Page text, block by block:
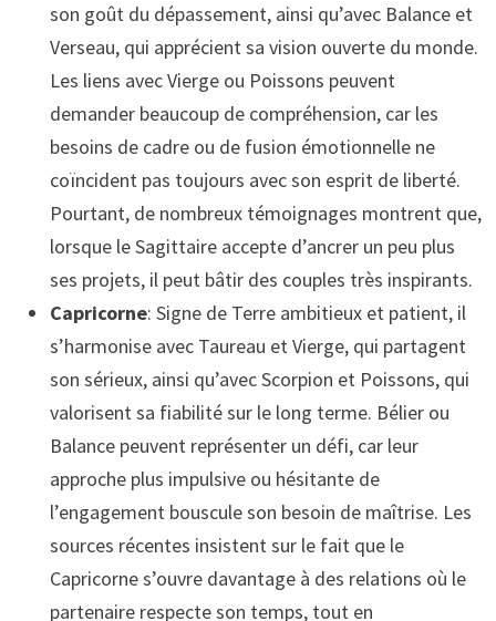
son goût du dépassement, ainsi qu’avec Balance et
Verseau, qui apprécient sa vision ouverte du monde.
Les liens avec Vierge ou Poissons peuvent
demander beaucoup de compréhension, car les
besoins de cadre ou de fusion émotionnelle ne
coïncident pas toujours avec son esprit de liberté.
Pourtant, de nombreux témoignages montrent que,
lorsque le Sagittaire accepte d’ancrer un peu plus
ses projets, il peut bâtir des couples très inspirants.
Capricorne: Signe de Terre ambitieux et patient, il
s’harmonise avec Taureau et Vierge, qui partagent
son sérieux, ainsi qu’avec Scorpion et Poissons, qui
valorisent sa fiabilité sur le long terme. Bélier ou
Balance peuvent représenter un défi, car leur
approche plus impulsive ou hésitante de
l’engagement bouscule son besoin de maîtrise. Les
sources récentes insistent sur le fait que le
Capricorne s’ouvre davantage à des relations où le
partenaire respecte son temps, tout en